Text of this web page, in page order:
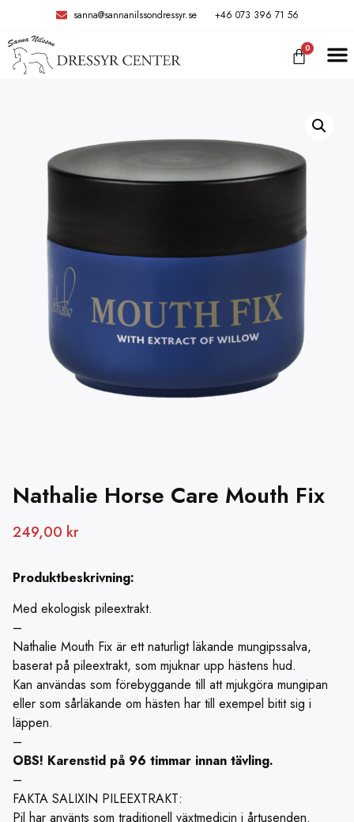
sanna@sannanilssondressyr.se +46 073 396 71 56
0
Nathalie Horse Care Mouth Fix
249,00 kr
Produktbeskrivning:
Med ekologisk pileextrakt.
–
Nathalie Mouth Fix är ett naturligt läkande mungipssalva,
baserat på pileextrakt, som mjuknar upp hästens hud.
Kan användas som förebyggande till att mjukgöra mungipan
eller som sårläkande om hästen har till exempel bitit sig i
läppen.
–
OBS! Karenstid på 96 timmar innan tävling.
–
FAKTA SALIXIN PILEEXTRAKT:
Pil har använts som traditionell växtmedicin i årtusenden.